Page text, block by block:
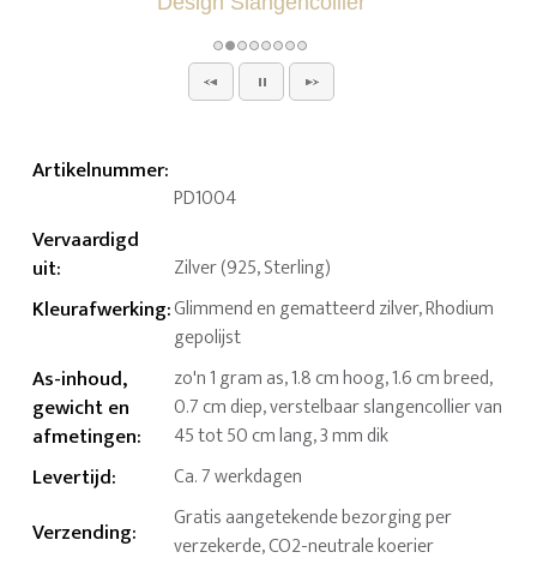
Artikelnummer:
PD1004
Vervaardigd
uit: Zilver (925, Sterling)
Kleurafwerking:Glimmend en gematteerd zilver, Rhodium
gepolijst
As-inhoud,
gewicht en
afmetingen:
zo'n 1 gram as, 1.8 cm hoog, 1.6 cm breed,
0.7 cm diep, verstelbaar slangencollier van
45 tot 50 cm lang, 3 mm dik
Levertijd: Ca. 7 werkdagen
Verzending:
Gratis aangetekende bezorging per
verzekerde, CO2-neutrale koerier